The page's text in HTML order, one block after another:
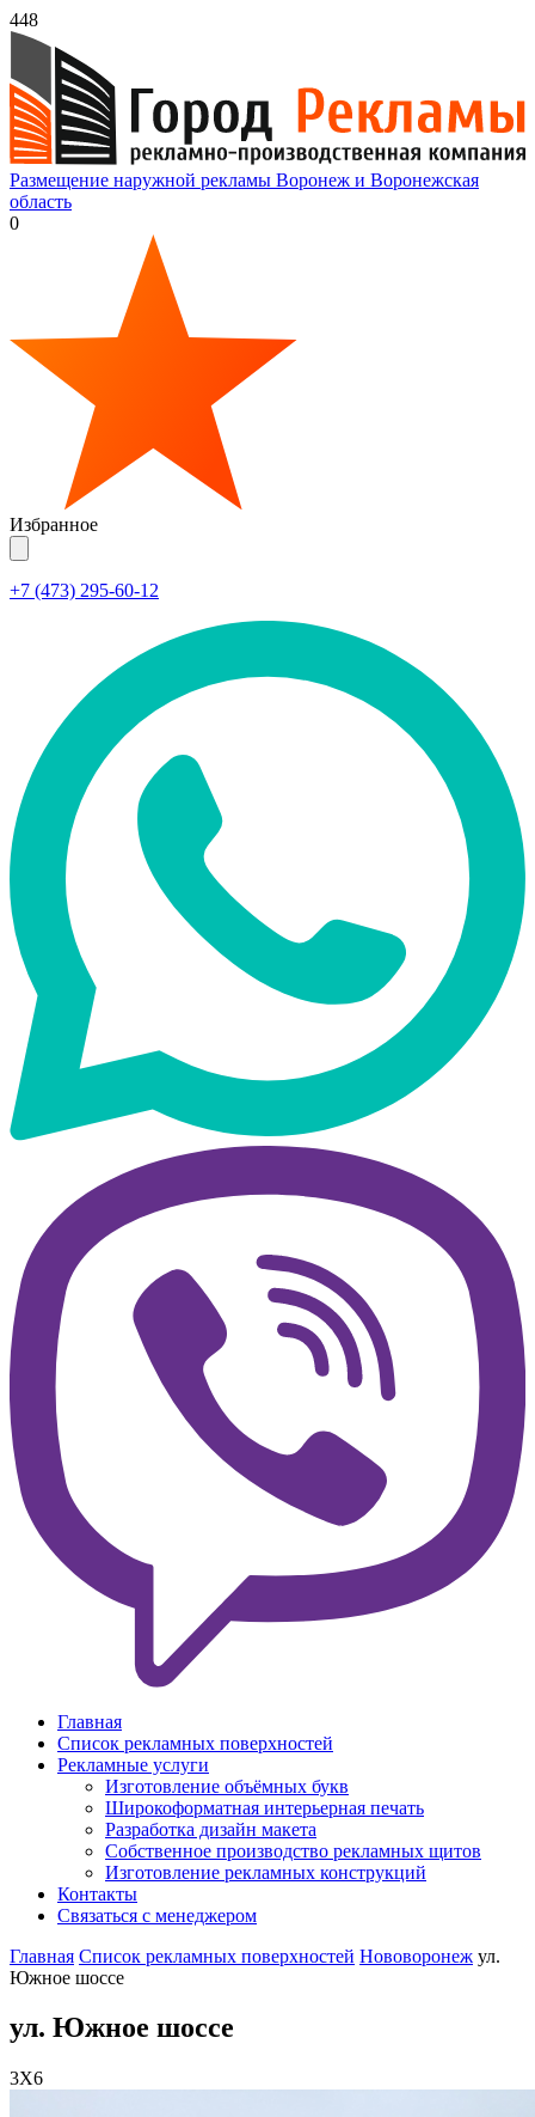
448
Размещение наружной рекламы Воронеж и Воронежская
область
0
Избранное
+7 (473) 295-60-12
Главная
Список рекламных поверхностей
Рекламные услуги
Изготовление объёмных букв
Широкоформатная интерьерная печать
Разработка дизайн макета
Собственное производство рекламных щитов
Изготовление рекламных конструкций
Контакты
Связаться с менеджером
Главная Список рекламных поверхностей Нововоронеж ул.
Южное шоссе
ул. Южное шоссе
3X6